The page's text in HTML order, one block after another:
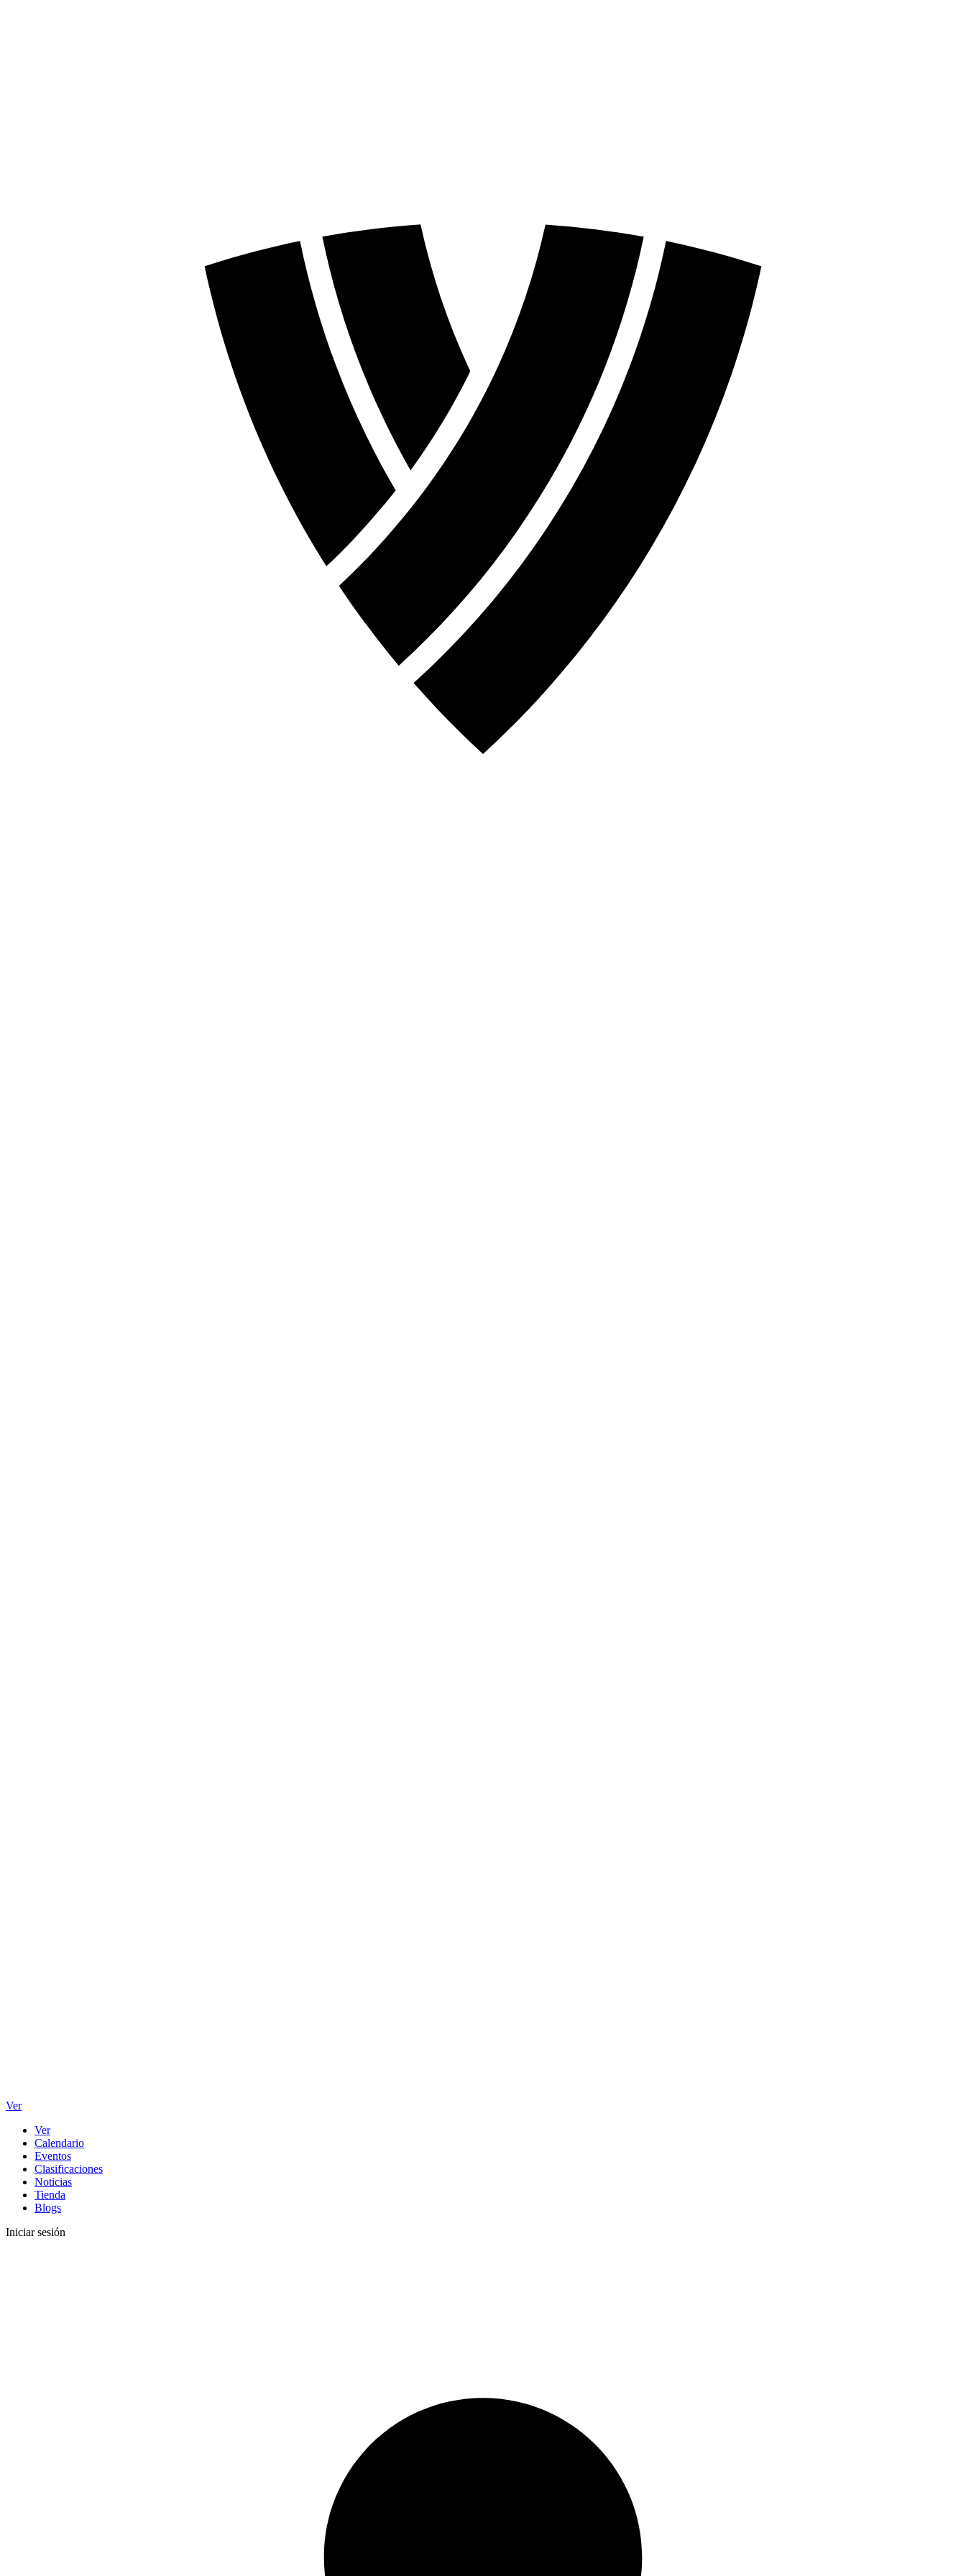
Ver
Ver
Calendario
Eventos
Clasificaciones
Noticias
Tienda
Blogs
Iniciar sesión